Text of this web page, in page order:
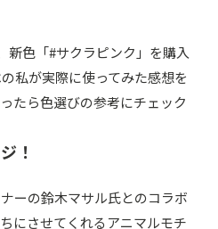
新色「#サクラピンク」を購入
私が実際に使ってみた感想を
たら色選びの参考にチェック
！
ーの鈴木マサル氏とのコラボ
にさせてくれるアニマルモチ